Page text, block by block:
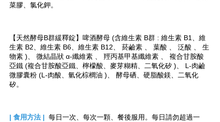
菜膠、氯化鉀。
【天然酵母B群緩釋錠】啤酒酵母 (含維生素 B群 : 維生素 B1、維
生素 B2、維生素 B6、維生素 B12、 菸鹼素 、 葉酸 、 泛酸 、 生
物素 )、 微結晶狀 α-纖維素 、 羥丙基甲基纖維素 、 複合甘胺酸
亞鐵 (複合甘胺酸亞鐵、檸檬酸、麥芽糊精、二氧化矽 )、 L-肉鹼
微膠囊粉 (L-肉酸、氫化棕櫚油 )、 酵母硒、硬脂酸鎂、二氧化
矽。
| 食用方法 | 每日一次、每次一顆、餐後服用。每日請勿超過一